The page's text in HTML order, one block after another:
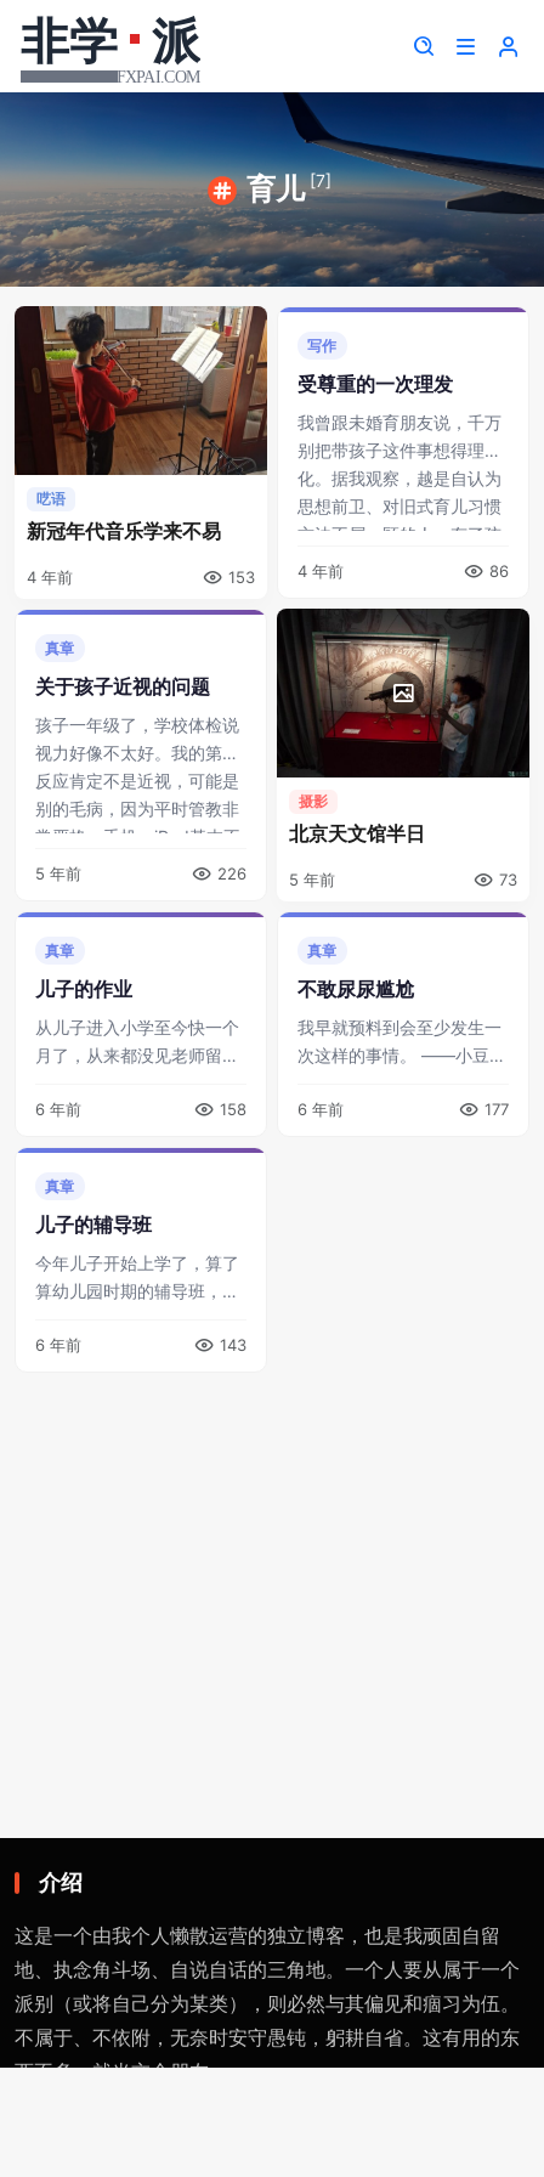
育儿 [7]
呓语
新冠年代音乐学来不易
4 年前 153
写作
受尊重的一次理发
我曾跟未婚育朋友说，千万
别把带孩子这件事想得理想
化。据我观察，越是自认为
思想前卫、对旧式育儿习惯
方法不屑一顾的人，有了孩
子以后，越容易迷惘和不知
4 年前 86
真章
关于孩子近视的问题
孩子一年级了，学校体检说
视力好像不太好。我的第一
反应肯定不是近视，可能是
别的毛病，因为平时管教非
常严格，手机、iPad基本不
会超过5分钟。赶紧去医院
5 年前 226
摄影
北京天文馆半日
5 年前 73
真章
儿子的作业
从儿子进入小学至今快一个
月了，从来都没见老师留过
理性带娃，绝不逼迫的家庭
免也会为未来担 ...
6 年前 158
真章
不敢尿尿尴尬
我早就预料到会至少发生一
次这样的事情。 ——小豆包
生性胆小，而且在幼儿园就
6 年前 177
真章
儿子的辅导班
今年儿子开始上学了，算了
算幼儿园时期的辅导班，大
了一下同事，上小学以后每
6 年前 143
介绍
这是一个由我个人懒散运营的独立博客，也是我顽固自留
地、执念角斗场、自说自话的三角地。一个人要从属于一个
派别（或将自己分为某类），则必然与其偏见和痼习为伍。
不属于、不依附，无奈时安守愚钝，躬耕自省。这有用的东
西不多，就当交个朋友。